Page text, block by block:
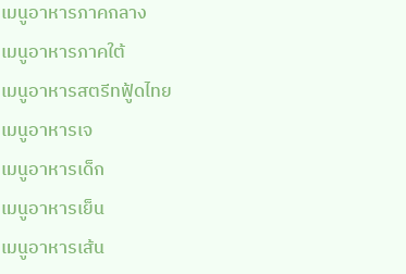
เมนูอาหารภาคกลาง
เมนูอาหารภาคใต้
เมนูอาหารสตรีทฟู้ดไทย
เมนูอาหารเจ
เมนูอาหารเด็ก
เมนูอาหารเย็น
เมนูอาหารเส้น